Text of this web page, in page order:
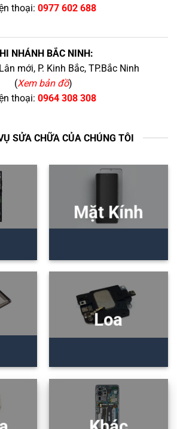
thoại: 0977 602 688
NHÁNH BẮC NINH:
mới, P. Kinh Bắc, TP.Bắc Ninh
(Xem bản đồ)
thoại: 0964 308 308
SỬA CHỮA CỦA CHÚNG TÔI
Mặt Kính
Loa